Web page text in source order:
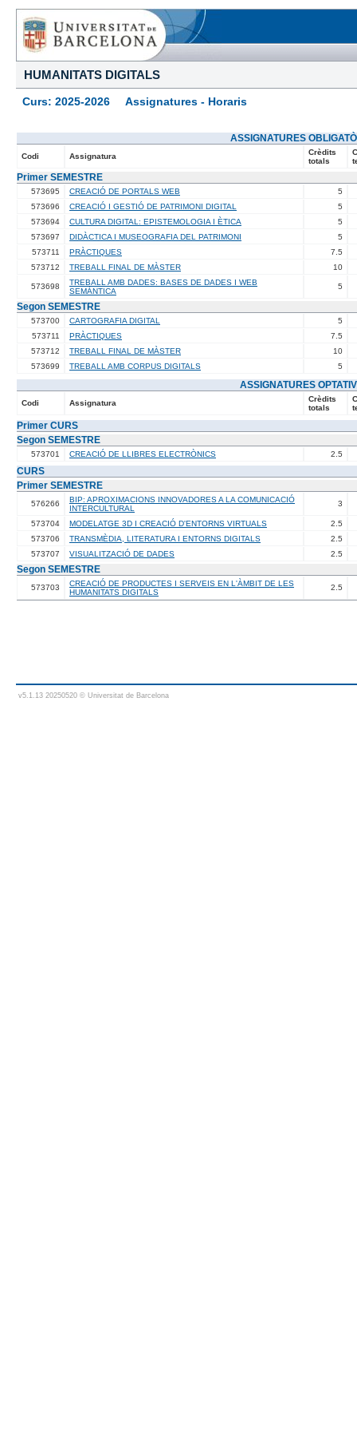
HUMANITATS DIGITALS
Curs: 2025-2026 Assignatures - Horaris
ASSIGNATURES
Codi Assignatura
Crèdits
totals
Primer SEMESTRE
573695 CREACIÓ DE PORTALS WEB
5
573696
CREACIÓ I GESTIÓ DE PATRIMONI DIGITAL
5
573694
CULTURA DIGITAL: EPISTEMOLOGIA I ÈTICA
5
573697
DIDÀCTICA I MUSEOGRAFIA DEL PATRIMONI
5
573711
PRÀCTIQUES
7.5
573712
TREBALL FINAL DE MÀSTER 10
573698
TREBALL AMB DADES: BASES DE DADES I WEB
SEMÀNTICA
5
Segon SEMESTRE
573700 CARTOGRAFIA DIGITAL
5
573711
PRÀCTIQUES
7.5
573712
TREBALL FINAL DE MÀSTER
10
573699
TREBALL AMB CORPUS DIGITALS 5
ASSIGNATURES
Codi Assignatura
Crèdits
totals
Primer CURS
Segon SEMESTRE
573701 CREACIÓ DE LLIBRES ELECTRÒNICS 2.5
CURS
Primer SEMESTRE
576266
BIP: APROXIMACIONS INNOVADORES A LA COMUNICACIÓ
INTERCULTURAL
3
573704 MODELATGE 3D I CREACIÓ D'ENTORNS VIRTUALS
2.5
573706
TRANSMÈDIA, LITERATURA I ENTORNS DIGITALS
2.5
573707
VISUALITZACIÓ DE DADES 2.5
Segon SEMESTRE
573703
CREACIÓ DE PRODUCTES I SERVEIS EN L'ÀMBIT DE LES
HUMANITATS DIGITALS
2.5
v5.1.13 20250520 © Universitat de Barcelona